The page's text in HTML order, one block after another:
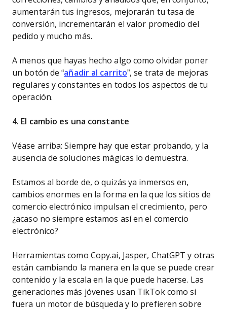
aumentarán tus ingresos, mejorarán tu tasa de
conversión, incrementarán el valor promedio del
pedido y mucho más.
A menos que hayas hecho algo como olvidar poner
un botón de “añadir al carrito”, se trata de mejoras
regulares y constantes en todos los aspectos de tu
operación.
4. El cambio es una constante
Véase arriba: Siempre hay que estar probando, y la
ausencia de soluciones mágicas lo demuestra.
Estamos al borde de, o quizás ya inmersos en,
cambios enormes en la forma en la que los sitios de
comercio electrónico impulsan el crecimiento, pero
¿acaso no siempre estamos así en el comercio
electrónico?
Herramientas como Copy.ai, Jasper, ChatGPT y otras
están cambiando la manera en la que se puede crear
contenido y la escala en la que puede hacerse. Las
generaciones más jóvenes usan TikTok como si
fuera un motor de búsqueda y lo prefieren sobre